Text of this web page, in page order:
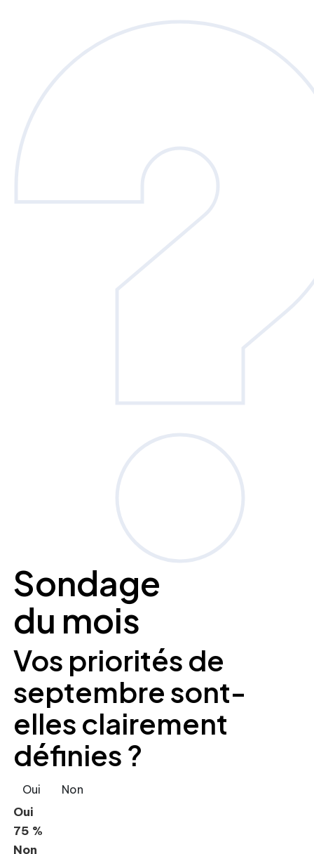
Sondage
du mois
Vos priorités de
septembre sont-
elles clairement
définies ?
Oui Non
Oui
75 %
Non